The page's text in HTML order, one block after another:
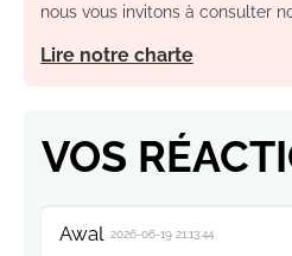
nous vous invitons à consulter
Lire notre charte
VOS
Awal 2026-06-19 21:13:44